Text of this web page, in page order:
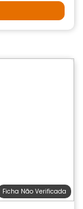
Ficha Não Verificada